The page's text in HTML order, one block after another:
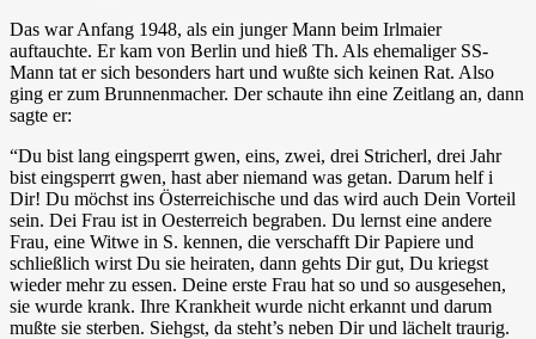
Das war Anfang 1948, als ein junger Mann beim Irlmaier
auftauchte. Er kam von Berlin und hieß Th. Als ehemaliger SS-
Mann tat er sich besonders hart und wußte sich keinen Rat. Also
ging er zum Brunnenmacher. Der schaute ihn eine Zeitlang an, dann
sagte er:
“Du bist lang eingsperrt gwen, eins, zwei, drei Stricherl, drei Jahr
bist eingsperrt gwen, hast aber niemand was getan. Darum helf i
Dir! Du möchst ins Österreichische und das wird auch Dein Vorteil
sein. Dei Frau ist in Oesterreich begraben. Du lernst eine andere
Frau, eine Witwe in S. kennen, die verschafft Dir Papiere und
schließlich wirst Du sie heiraten, dann gehts Dir gut, Du kriegst
wieder mehr zu essen. Deine erste Frau hat so und so ausgesehen,
sie wurde krank. Ihre Krankheit wurde nicht erkannt und darum
mußte sie sterben. Siehgst, da steht’s neben Dir und lächelt traurig.